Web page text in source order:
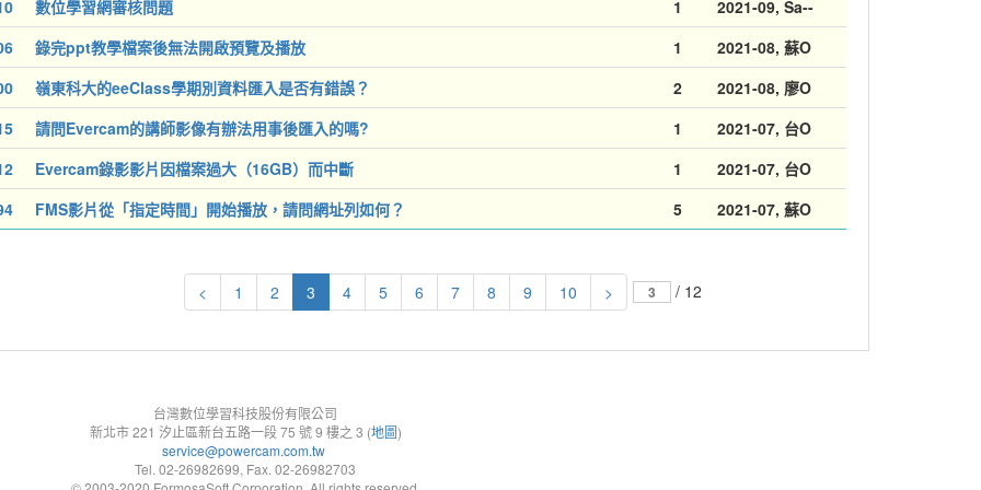
2021-09, Sa--
1
數位學習網審核問題
2021-08, 蘇O
1
錄完ppt教學檔案後無法開啟預覽及播放
2021-08, 廖O
2
嶺東科大的eeClass學期別資料匯入是否有錯誤？
2021-07, 台O
1
請問Evercam的講師影像有辦法用事後匯入的嗎?
2021-07, 台O
1
Evercam錄影影片因檔案過大（16GB）而中斷
2021-07, 蘇O
5
FMS影片從「指定時間」開始播放，請問網址列如何？
< 1 2 3 4 5 6 7 8 9 10 > / 12
台灣數位學習科技股份有限公司
新北市 221 汐止區新台五路一段 75 號 9 樓之 3 (地圖)
service@powercam.com.tw
Tel. 02-26982699, Fax. 02-26982703